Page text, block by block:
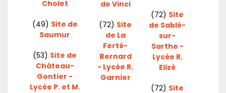
Cholet
(49) Site de
Saumur
(53) Site de
Château-
Gontier -
Lycée P. et M.
de Vinci
(72) Site
de La
Ferté-
Bernard
- Lycée R.
Garnier
(72) Site
de Sablé-
sur-
Sarthe -
Lycée R.
Elizé
(72) Site